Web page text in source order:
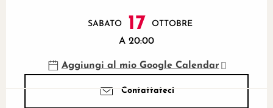
SABATO 17 OTTOBRE
A 20:00
Aggiungi al mio Google Calendar
Contattateci